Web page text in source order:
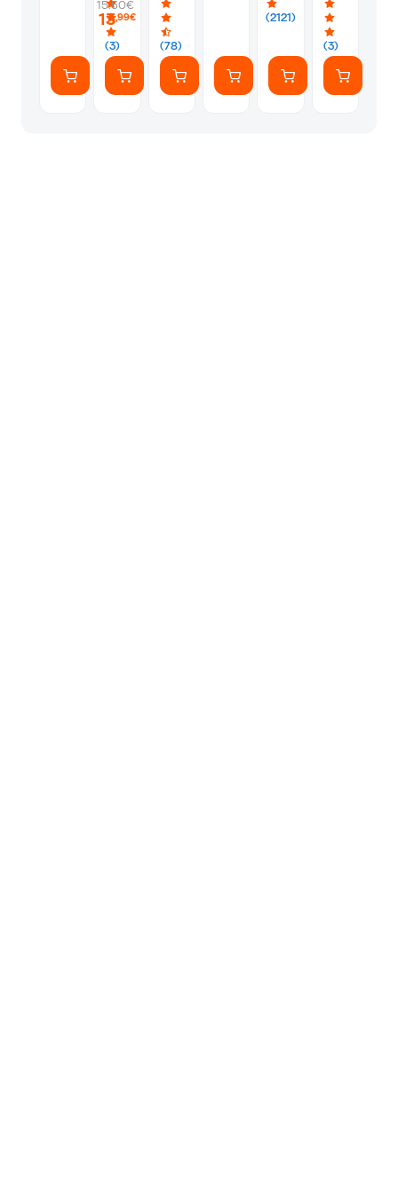
(3)
15.50€
13,99€
Silver
(78)
(2121)
Φακελάκι
(7
(3)